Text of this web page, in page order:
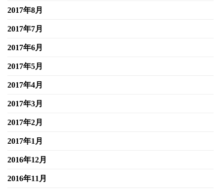
2017年8月
2017年7月
2017年6月
2017年5月
2017年4月
2017年3月
2017年2月
2017年1月
2016年12月
2016年11月